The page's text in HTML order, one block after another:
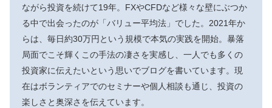
ながら投資を続けて19年。FXやCFDなど様々な壁にぶつか
る中で出会ったのが「バリュー平均法」でした。2021年か
らは、毎日約30万円という規模で本気の実践を開始。暴落
局面でこそ輝くこの手法の凄さを実感し、一人でも多くの
投資家に伝えたいという思いでブログを書いています。現
在はボランティアでのセミナーや個人相談も通じ、投資の
楽しさと奥深さを伝えています。